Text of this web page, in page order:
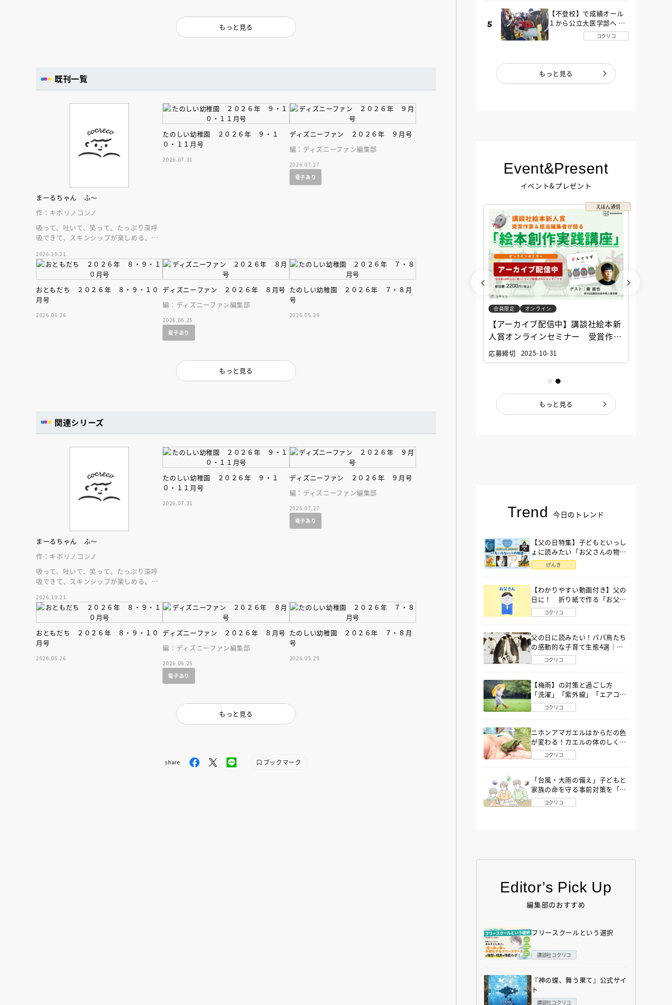
もっと見る
既刊一覧
まーるちゃん ふ～
作：キボリノコンノ
吸って、吐いて、笑って。たっぷり深呼
吸できて、スキンシップが楽しめる、大
ーストブック。
2026.10.21
たのしい幼稚園 ２０２６年 ９・１
０・１１月号
2026.07.31
ディズニーファン ２０２６年 ９月号
編：ディズニーファン編集部
2026.07.27
電子あり
おともだち ２０２６年 ８・９・１０
月号
2026.06.26
ディズニーファン ２０２６年 ８月号
編：ディズニーファン編集部
2026.06.25
電子あり
たのしい幼稚園 ２０２６年 ７・８月
号
2026.05.29
もっと見る
関連シリーズ
まーるちゃん ふ～
作：キボリノコンノ
吸って、吐いて、笑って。たっぷり深呼
吸できて、スキンシップが楽しめる、大
ーストブック。
2026.10.21
たのしい幼稚園 ２０２６年 ９・１
０・１１月号
2026.07.31
ディズニーファン ２０２６年 ９月号
編：ディズニーファン編集部
2026.07.27
電子あり
おともだち ２０２６年 ８・９・１０
月号
2026.06.26
ディズニーファン ２０２６年 ８月号
編：ディズニーファン編集部
2026.06.25
電子あり
たのしい幼稚園 ２０２６年 ７・８月
号
2026.05.29
もっと見る
share ブックマーク
【不登校】で成績オール
１から公立大医学部へ 中
２で起立性調節障害「治
るまで３年」の診断 その
コクリコ
もっと見る
Event&Present
イベント&プレゼント
会員限定 オンライン
【アーカイブ配信中】講談社絵本新
人賞オンラインセミナー 受賞作家
講座」
えほん通信
会員限定 オンライン
【アーカイブ配信中】講談社絵本新
人賞オンラインセミナー 受賞作家
と担当編集者が語る「絵本創作実践
講座」
応募締切 2025-10-31
もっと見る
Trend 今日のトレンド
【父の日特集】子どもといっし
ょに読みたい「お父さんの物
語」６選
げんき
【わかりやすい動画付き】父の
日に！ 折り紙で作る「お父さ
ん」の簡単な折り方
コクリコ
父の日に読みたい！パパ鳥たち
の感動的な子育て生態4選｜図
鑑MOVE
コクリコ
【梅雨】の対策と過ごし方
「洗濯」「紫外線」「エアコ
ン」「ゲリラ豪雨」…〔気象予
報士が完全ガイド〕
コクリコ
ニホンアマガエルはからだの色
が変わる！カエルの体のしくみ
から両生類の特ちょうまで図鑑
MOVEが解説！
コクリコ
「台風・大雨の備え」子どもと
家族の命を守る事前対策を「防
災アドバイザー」が解説
コクリコ
Editor’s Pick Up
編集部のおすすめ
フリースクールという選択
講談社コクリコ
『神の蝶、舞う果て』公式サイ
ト
講談社コクリコ